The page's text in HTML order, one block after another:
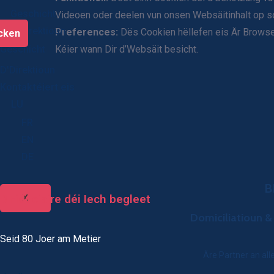
Geschicht
D’Direktioun
Geschicht
X
Videoen oder deelen vun onsen Websäitinhalt op
Preferences: Dës Cookien hëllefen eis Är
Kéier wann Dir d’Websäit besicht.
D'Fiduciaire déi Iech begleet
Seid 80 Joer am Metier